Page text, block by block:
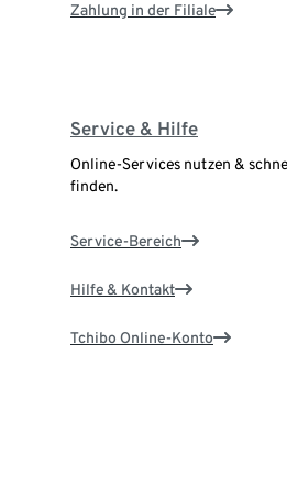
Zahlung in der Filiale
Service & Hilfe
Online-Services nutzen &
finden.
Service-Bereich
Hilfe & Kontakt
Tchibo Online-Konto